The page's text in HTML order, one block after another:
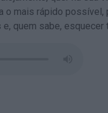
o mais rápido possível,
quem sabe, esquecer